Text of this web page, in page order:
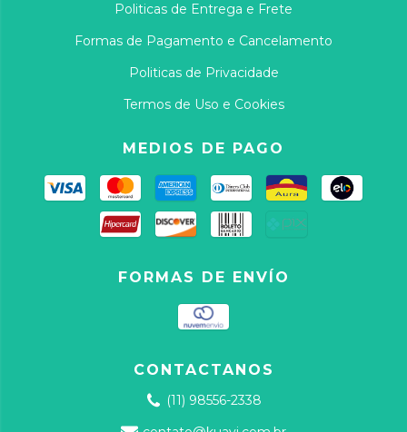
Politicas de Entrega e Frete
Formas de Pagamento e Cancelamento
Politicas de Privacidade
Termos de Uso e Cookies
MEDIOS DE PAGO
FORMAS DE ENVÍO
CONTACTANOS
(11) 98556-2338